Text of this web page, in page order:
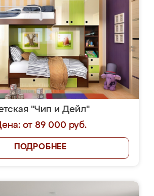
"Чип и Дейл"
от 89 000 руб.
ПОДРОБНЕЕ